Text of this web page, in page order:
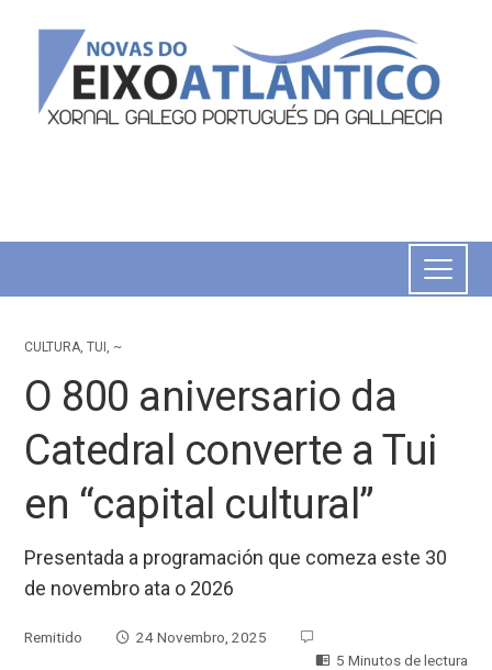
CULTURA,TUI , ~
O 800 aniversario da
Catedral converte a Tui
en “capital cultural”
Presentada a programación que comeza este 30
de novembro ata o 2026
Remitido
24 Novembro, 2025
5 Minutos de lectura